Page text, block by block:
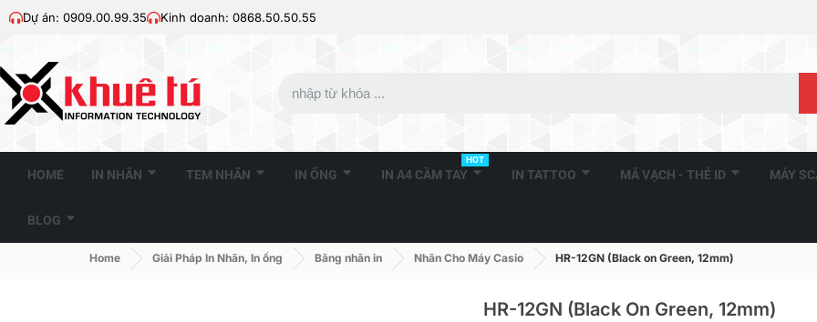
Dự án: 0909.00.99.35 Kinh doanh: 0868.50.50.55
HOME IN NHÃN TEM NHÃN IN ỐNG IN A4 CẦM TAY
HOT
IN TATTOO MÃ VẠCH - THẺ ID MÁY
BLOG
Home Giải Pháp In Nhãn, In ống Băng nhãn in Nhãn Cho Máy Casio HR-12GN (Black on Green, 12mm)
HR-12GN (Black On Green, 12mm)